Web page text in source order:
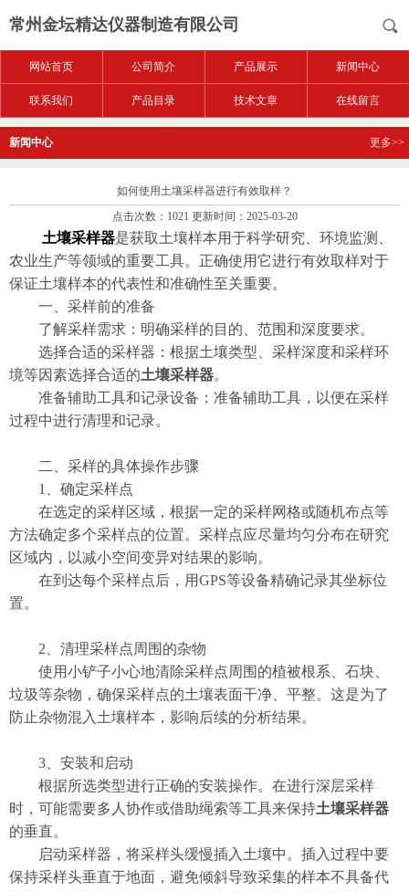
常州金坛精达仪器制造有限公司
网站首页 公司简介 产品展示 新闻中心
联系我们 产品目录 技术文章 在线留言
新闻中心 更多>>
如何使用土壤采样器进行有效取样？
点击次数：1021 更新时间：2025-03-20
土壤采样器是获取土壤样本用于科学研究、环境监测、
农业生产等领域的重要工具。正确使用它进行有效取样对于
保证土壤样本的代表性和准确性至关重要。
一、采样前的准备
​了解采样需求：明确采样的目的、范围和深度要求。
​选择合适的采样器：根据土壤类型、采样深度和采样环
境等因素选择合适的土壤采样器。
​准备辅助工具和记录设备：准备辅助工具，以便在采样
过程中进行清理和记录。
二、采样的具体操作步骤
1、​确定采样点
在选定的采样区域，根据一定的采样网格或随机布点等
方法确定多个采样点的位置。采样点应尽量均匀分布在研究
区域内，以减小空间变异对结果的影响。
在到达每个采样点后，用GPS等设备精确记录其坐标位
置。
​2、清理采样点周围的杂物
使用小铲子小心地清除采样点周围的植被根系、石块、
垃圾等杂物，确保采样点的土壤表面干净、平整。这是为了
防止杂物混入土壤样本，影响后续的分析结果。
​3、安装和启动
根据所选类型进行正确的安装操作。在进行深层采样
时，可能需要多人协作或借助绳索等工具来保持土壤采样器
的垂直。
启动采样器，将采样头缓慢插入土壤中。插入过程中要
保持采样头垂直于地面，避免倾斜导致采集的样本不具备代